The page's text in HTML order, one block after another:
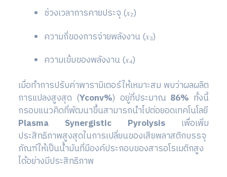
ช่วงเวลาการคายประจุ (𝑥₂)
ความถี่ของการจ่ายพลังงาน (𝑥₃)
ความเข้มของพลังงาน (𝑥₄)
เมื่อทำการปรับค่าพารามิเตอร์ให้เหมาะสม พบว่าผลผลิต
การแปลงสูงสุด (Yconv%) อยู่ที่ประมาณ 86% ทั้งนี้
กรอบแนวคิดที่พัฒนาขึ้นสามารถนำไปต่อยอดเทคโนโลยี
Plasma Synergistic Pyrolysisเพื่อเพิ่ม
ประสิทธิภาพสูงสุดในการเปลี่ยนของเสียพลาสติกบรรจุ
ภัณฑ์ให้เป็นน้ำมันที่มีองค์ประกอบของสารอโรเมติกสูง
ได้อย่างมีประสิทธิภาพ